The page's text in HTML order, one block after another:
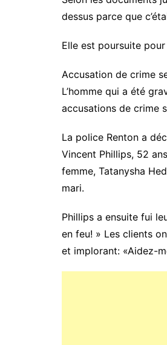
dessus parce que
Elle est poursuite pour
Accusation de crime
L’homme qui a été
accusations de crime
La police Renton a
Vincent Phillips, 52
femme, Tatanysha
mari.
Phillips a ensuite fui
en feu! » Les clients
et implorant: «Aidez-